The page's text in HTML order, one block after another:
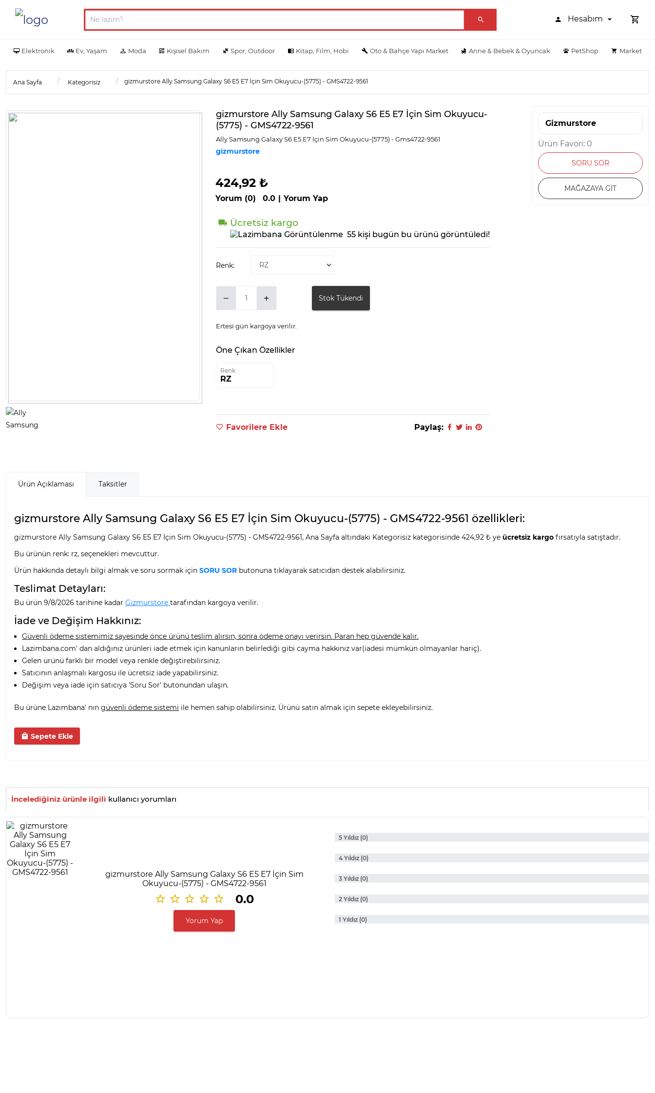
Hesabım
Elektronik Ev, Yaşam Moda Kişisel Bakım Spor, Outdoor Kitap, Film, Hobi Oto & Bahçe Yapı Market Anne & Bebek & Oyuncak PetShop Market
Ana Sayfa Kategorisiz gizmurstore Ally Samsung Galaxy S6 E5 E7 İçin Sim Okuyucu-(5775) - GMS4722-9561
gizmurstore Ally Samsung Galaxy S6 E5 E7 İçin Sim Okuyucu-
(5775) - GMS4722-9561
Ally Samsung Galaxy S6 E5 E7 İçi̇n Si̇m Okuyucu-(5775) - Gms4722-9561
gizmurstore
424,92 ₺
Yorum (0) 0.0 | Yorum Yap
Gizmurstore
Ürün Favori: 0
SORU SOR
MAĞAZAYA GİT
Ücretsiz kargo
55 kişi bugün bu ürünü görüntüledi!
Renk:
Stok Tükendi
Ertesi gün kargoya verilir.
Öne Çıkan Özellikler
Renk
RZ
Favorilere Ekle Paylaş:
Ürün Açıklaması Taksitler
gizmurstore Ally Samsung Galaxy S6 E5 E7 İçin Sim Okuyucu-(5775) - GMS4722-9561 özellikleri:
gizmurstore Ally Samsung Galaxy S6 E5 E7 İçin Sim Okuyucu-(5775) - GMS4722-9561, Ana Sayfa altındaki Kategorisiz kategorisinde 424,92 ₺ ye ücretsiz kargo fırsatıyla satıştadır.
Bu ürünün renk: rz, seçenekleri mevcuttur.
Ürün hakkında detaylı bilgi almak ve soru sormak için SORU SOR butonuna tıklayarak satıcıdan destek alabilirsiniz.
Teslimat Detayları:
Bu ürün 9/8/2026 tarihine kadar Gizmurstore tarafından kargoya verilir.
İade ve Değişim Hakkınız:
Güvenli ödeme sistemimiz sayesinde önce ürünü teslim alırsın, sonra ödeme onayı verirsin. Paran hep güvende kalır.
Lazimbana.com' dan aldığınız ürünleri iade etmek için kanunların belirlediği gibi cayma hakkınız var(iadesi mümkün olmayanlar hariç).
Gelen ürünü farklı bir model veya renkle değiştirebilirsiniz.
Satıcının anlaşmalı kargosu ile ücretsiz iade yapabilirsiniz.
Değişim veya iade için satıcıya 'Soru Sor' butonundan ulaşın.
Bu ürüne Lazımbana' nın güvenli ödeme sistemi ile hemen sahip olabilirsiniz. Ürünü satın almak için sepete ekleyebilirsiniz.
Sepete Ekle
İncelediğiniz ürünle ilgili kullanıcı yorumları
gizmurstore Ally Samsung Galaxy S6 E5 E7 İçin Sim
Okuyucu-(5775) - GMS4722-9561
0.0
Yorum Yap
5 Yıldız (0)
4 Yıldız (0)
3 Yıldız (0)
2 Yıldız (0)
1 Yıldız (0)